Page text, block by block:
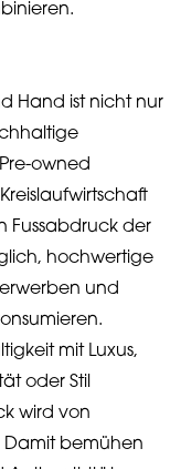
Hand ist nicht nur
owned
Fussabdruck der
hochwertige
erwerben und
mit Luxus,
oder Stil
wird von
Damit bemühen